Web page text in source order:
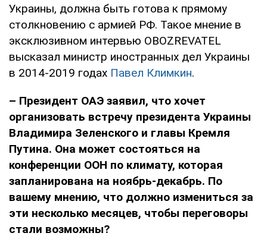
Украины, должна быть готова к прямому
столкновению с армией РФ. Такое мнение в
эксклюзивном интервью OBOZREVATEL
высказал министр иностранных дел Украины
в 2014-2019 годах Павел Климкин.
– Президент ОАЭ заявил, что хочет
организовать встречу президента Украины
Владимира Зеленского и главы Кремля
Путина. Она может состояться на
конференции ООН по климату, которая
запланирована на ноябрь-декабрь. По
вашему мнению, что должно измениться за
эти несколько месяцев, чтобы переговоры
стали возможны?